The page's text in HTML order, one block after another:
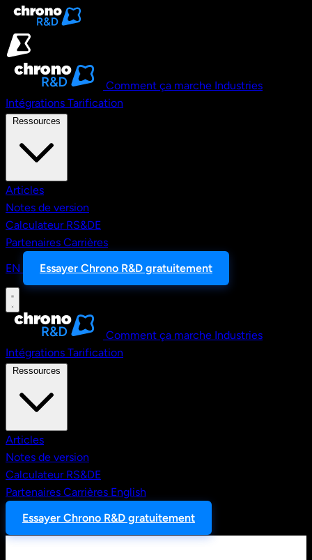
Aller au contenu principal
Comment ça marche Industries
Intégrations Tarification
Articles
Notes de version
Calculateur RS&DE
Partenaires Carrières
EN
Essayer Chrono R&D gratuitement
Comment ça marche Industries
Intégrations Tarification
Articles
Notes de version
Calculateur RS&DE
Partenaires Carrières English
Essayer Chrono R&D gratuitement